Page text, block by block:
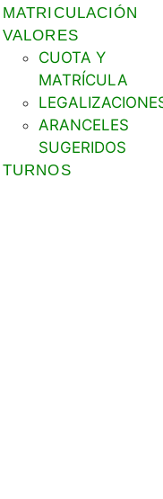
MATRICULACIÓN
VALORES
CUOTA Y
MATRÍCULA
ARANCELES
SUGERIDOS
TURNOS